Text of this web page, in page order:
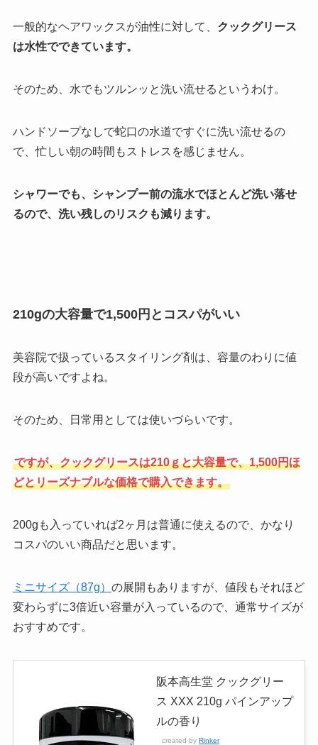
一般的なヘアワックスが油性に対して、 クックグリース
は水性でできています。
そのため、水でもツルンッと洗い流せるというわけ。
ハンドソープなしで蛇口の水道ですぐに洗い流せるの
で、忙しい朝の時間もストレスを感じません。
シャワーでも、シャンプー前の流水でほとんど洗い落せ
るので、洗い残しのリスクも減ります。
210gの大容量で1,500円とコスパがいい
美容院で扱っているスタイリング剤は、容量のわりに値
段が高いですよね。
そのため、日常用としては使いづらいです。
ですが、クックグリースは210ｇと大容量で、1,500円ほ
どとリーズナブルな価格で購入できます。
200gも入っていれば2ヶ月は普通に使えるので、かなり
コスパのいい商品だと思います。
ミニサイズ（87g） の展開もありますが、値段もそれほど
変わらずに3倍近い容量が入っているので、通常サイズが
おすすめです。
阪本高生堂 クックグリー
ス XXX 210g パインアップ
ルの香り
created by Rinker